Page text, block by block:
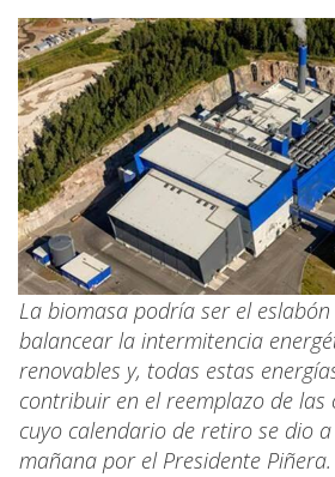
La biomasa podría ser el
balancear la intermitencia
renovables y, todas estas
contribuir en el reemplazo de las
cuyo calendario de retiro se dio
mañana por el Presidente Piñera.